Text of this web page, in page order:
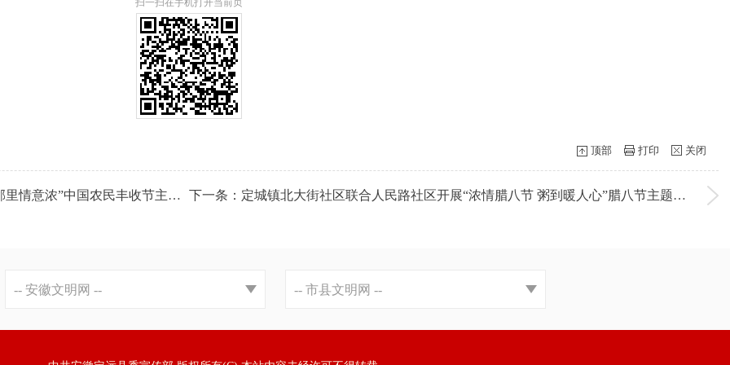
扫一扫在手机打开当前页
顶部 打印 关闭
上一条：定城镇人民路社区开展“喜看农家仓廪实 乐融邻里情意浓”中国农民丰收节主题活动​ 下一条：定城镇北大街社区联合人民路社区开展“浓情腊八节 粥到暖人心”腊八节主题活动